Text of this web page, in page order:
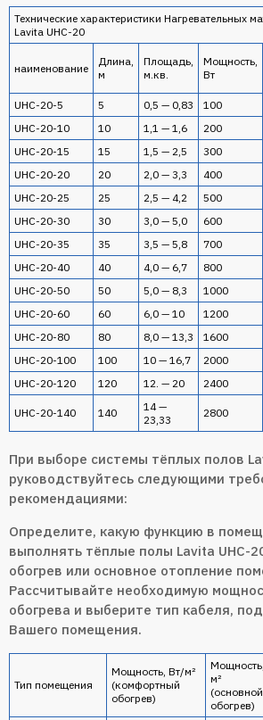
Технические характеристики Нагревательных
Lavita UHC-20
наименование
Длина,
м
Площадь,
м.кв.
Мощность,
Вт
UHC-20-5 5 0,5 — 0,83 100
UHC-20-10
10 1,1 — 1,6 200
UHC-20-15
15 1,5 — 2,5 300
UHC-20-20
20 2,0 — 3,3 400
UHC-20-25
25 2,5 — 4,2 500
UHC-20-30
30 3,0 — 5,0 600
UHC-20-35
35 3,5 — 5,8 700
UHC-20-40
40 4,0 — 6,7 800
UHC-20-50
50 5,0 — 8,3 1000
UHC-20-60
60 6,0 — 10 1200
UHC-20-80
80 8,0 — 13,3 1600
UHC-20-100
100 10 — 16,7 2000
UHC-20-120
120 12. — 20 2400
UHC-20-140 140
14 —
23,33
2800
При выборе системы тёплых полов
руководствуйтесь следующими
рекомендациями:
Определите, какую функцию в
выполнять тёплые полы Lavita UHC-
обогрев или основное отопление
Рассчитывайте необходимую
обогрева и выберите тип кабеля,
Вашего помещения.
Тип помещения
Мощность, Вт/м²
(комфортный
обогрев)
м²
(основной
обогрев)